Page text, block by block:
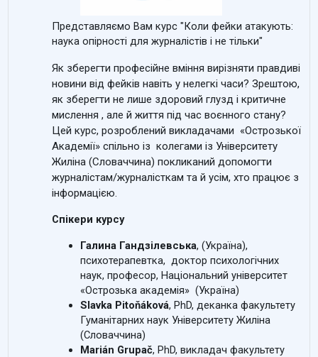
Представляємо Вам курс "Коли фейки атакують:
наука опірності для журналістів і не тільки"
Як зберегти професійне вміння вирізняти правдиві
новини від фейків навіть у нелегкі часи? Зрештою,
як зберегти не лише здоровий глузд і критичне
мислення , але й життя під час воєнного стану?
Цей курс, розроблений викладачами «Острозької
Академії» спільно із колегами із Університету
Жиліна (Словаччина) покликаний допомогти
журналістам/журналісткам та й усім, хто працює з
інформацією.
Спікери курсу
Галина Гандзілевська, (Україна),
психотерапевтка, доктор психологічних
наук, професор, Національний університет
«Острозька академія» (Україна)
Slavka Pitoňáková, PhD, деканка факультету
Гуманітарних наук Університету Жиліна
(Словаччина)
Marián Grupač, PhD, викладач факультету